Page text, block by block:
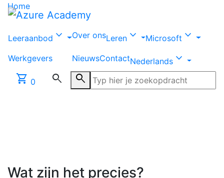
Leeraanbod expand_more
Werkgevers
Over onsLerenexpand_more Microsoft expand_more
NieuwsContactNederlandsexpand_more
shopping_cart 0 search search
Home
Microsoft
certificeringen
Of het nu gaat om cloud, data, AI of security: je laat
zien dat je meebeweegt met technologische
Wat zijn het precies?